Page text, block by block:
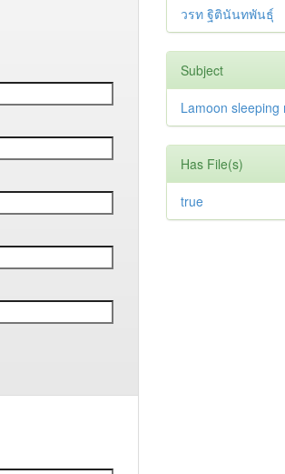
วรท ฐิตินันทพันธุ์
Subject
Lamoon sleeping
Has File(s)
true